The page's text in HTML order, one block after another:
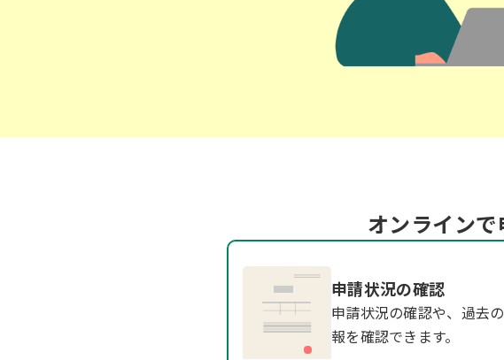
オンライン
申請状況の確認
申請状況の確認や、過去
報を確認できます。